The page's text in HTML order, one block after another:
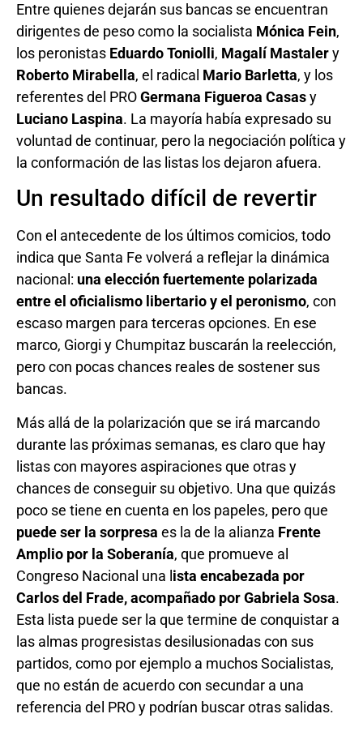
Entre quienes dejarán sus bancas se encuentran
dirigentes de peso como la socialista Mónica Fein,
los peronistas Eduardo Toniolli, Magalí Mastalery
Roberto Mirabella, el radical Mario Barletta, y los
referentes del PROGermana Figueroa Casasy
Luciano Laspina. La mayoría había expresado su
voluntad de continuar, pero la negociación política y
la conformación de las listas los dejaron afuera.
Un resultado difícil de revertir
Con el antecedente de los últimos comicios, todo
indica que Santa Fe volverá a reflejar la dinámica
nacional: una elección fuertemente polarizada
entre el oficialismo libertario y el peronismo, con
escaso margen para terceras opciones. En ese
marco, Giorgi y Chumpitaz buscarán la reelección,
pero con pocas chances reales de sostener sus
bancas.
Más allá de la polarización que se irá marcando
durante las próximas semanas, es claro que hay
listas con mayores aspiraciones que otras y
chances de conseguir su objetivo. Una que quizás
poco se tiene en cuenta en los papeles, pero que
puede ser la sorpresa es la de la alianza Frente
Amplio por la Soberanía, que promueve al
Congreso Nacional una lista encabezada por
Carlos del Frade, acompañado por Gabriela Sosa.
Esta lista puede ser la que termine de conquistar a
las almas progresistas desilusionadas con sus
partidos, como por ejemplo a muchos Socialistas,
que no están de acuerdo con secundar a una
referencia del PRO y podrían buscar otras salidas.